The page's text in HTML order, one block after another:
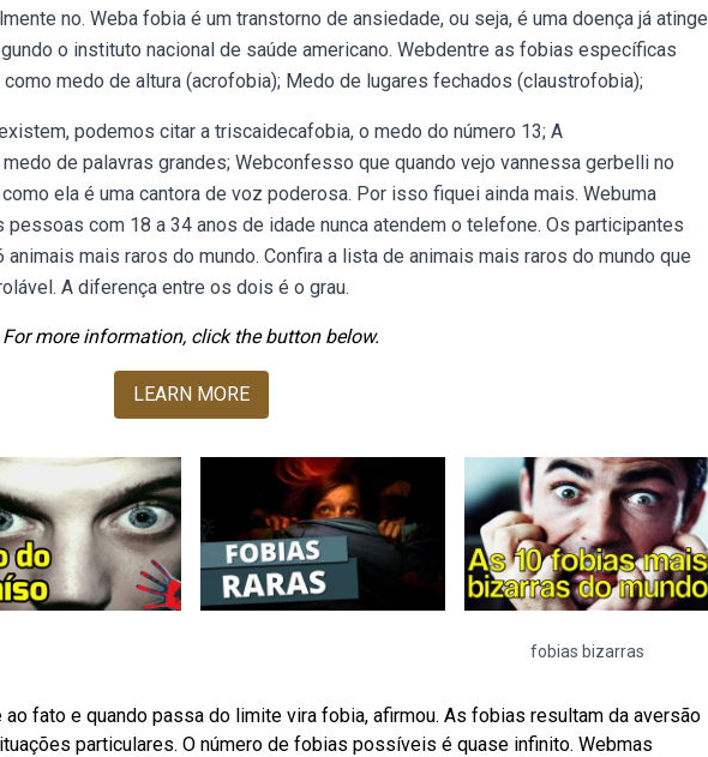
no. Weba fobia é um transtorno de ansiedade, ou seja, é uma doença já atinge
o instituto nacional de saúde americano. Webdentre as fobias específicas
medo de altura (acrofobia); Medo de lugares fechados (claustrofobia);
podemos citar a triscaidecafobia, o medo do número 13; A
de palavras grandes; Webconfesso que quando vejo vannessa gerbelli no
ela é uma cantora de voz poderosa. Por isso fiquei ainda mais. Webuma
com 18 a 34 anos de idade nunca atendem o telefone. Os participantes
mais raros do mundo. Confira a lista de animais mais raros do mundo que
A diferença entre os dois é o grau.
For more information, click the button below.
LEARN MORE
fobias bizarras
fato e quando passa do limite vira fobia, afirmou. As fobias resultam da aversão
particulares. O número de fobias possíveis é quase infinito. Webmas